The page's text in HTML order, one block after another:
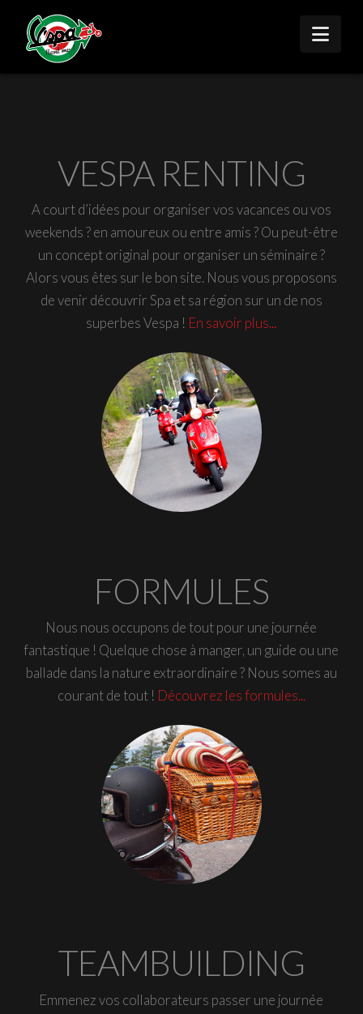
VESPA RENTING
A court d’idées pour organiser vos vacances ou vos
weekends ? en amoureux ou entre amis ? Ou peut-être
un concept original pour organiser un séminaire ?
Alors vous êtes sur le bon site. Nous vous proposons
de venir découvrir Spa et sa région sur un de nos
superbes Vespa ! En savoir plus...
FORMULES
Nous nous occupons de tout pour une journée
fantastique ! Quelque chose à manger, un guide ou une
ballade dans la nature extraordinaire ? Nous somes au
courant de tout ! Découvrez les formules...
TEAMBUILDING
Emmenez vos collaborateurs passer une journée